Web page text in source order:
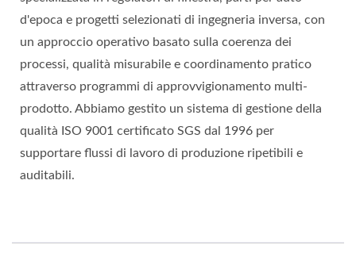
d'epoca e progetti selezionati di ingegneria inversa, con
un approccio operativo basato sulla coerenza dei
processi, qualità misurabile e coordinamento pratico
attraverso programmi di approvvigionamento multi-
prodotto. Abbiamo gestito un sistema di gestione della
qualità ISO 9001 certificato SGS dal 1996 per
supportare flussi di lavoro di produzione ripetibili e
auditabili.